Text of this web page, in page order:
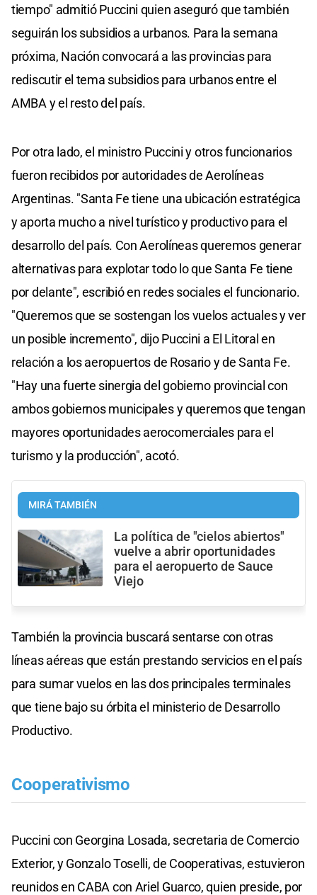
tiempo" admitió Puccini quien aseguró que también
seguirán los subsidios a urbanos. Para la semana
próxima, Nación convocará a las provincias para
rediscutir el tema subsidios para urbanos entre el
AMBA y el resto del país.
Por otra lado, el ministro Puccini y otros funcionarios
fueron recibidos por autoridades de Aerolíneas
Argentinas. "Santa Fe tiene una ubicación estratégica
y aporta mucho a nivel turístico y productivo para el
desarrollo del país. Con Aerolíneas queremos generar
alternativas para explotar todo lo que Santa Fe tiene
por delante", escribió en redes sociales el funcionario.
"Queremos que se sostengan los vuelos actuales y ver
un posible incremento", dijo Puccini a El Litoral en
relación a los aeropuertos de Rosario y de Santa Fe.
"Hay una fuerte sinergia del gobierno provincial con
ambos gobiernos municipales y queremos que tengan
mayores oportunidades aerocomerciales para el
turismo y la producción", acotó.
MIRÁ TAMBIÉN
La política de "cielos abiertos"
vuelve a abrir oportunidades
para el aeropuerto de Sauce
Viejo
También la provincia buscará sentarse con otras
líneas aéreas que están prestando servicios en el país
para sumar vuelos en las dos principales terminales
que tiene bajo su órbita el ministerio de Desarrollo
Productivo.
Cooperativismo
Puccini con Georgina Losada, secretaria de Comercio
Exterior, y Gonzalo Toselli, de Cooperativas, estuvieron
reunidos en CABA con Ariel Guarco, quien preside, por